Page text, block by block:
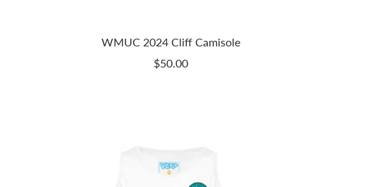
WMUC 2024 Cliff Camisole
Prix
$50.00